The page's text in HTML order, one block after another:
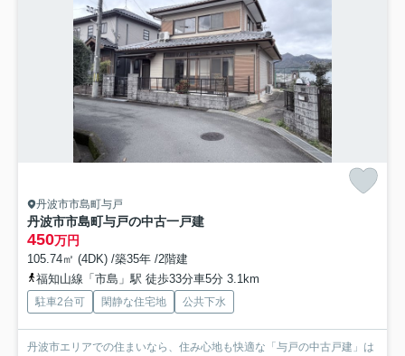
丹波市市島町与戸
丹波市市島町与戸の中古一戸建
450万円
105.74㎡ (4DK) /築35年 /2階建
福知山線「市島」駅 徒歩33分車5分 3.1km
駐車2台可 閑静な住宅地 公共下水
丹波市エリアでの住まいなら、住み心地も快適な「与戸の中古戸建」は